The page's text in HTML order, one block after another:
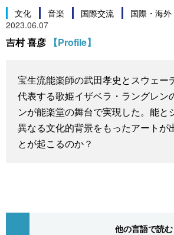
科学・技術
スポーツ・東京2020
Books
Topics
Images
文化 音楽 国際交流 国際・海外
2023.06.07
吉村 喜彦 【Profile】
宝生流能楽師の武田孝史とスウェー
代表する歌姫イザベラ・ラングレン
ンが能楽堂の舞台で実現した。能
異なる文化的背景をもったアートが
とが起こるのか？
他の言語で読む